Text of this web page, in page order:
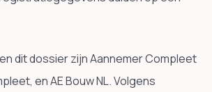
dit dossier zijn Aannemer Compleet
en AE Bouw NL. Volgens